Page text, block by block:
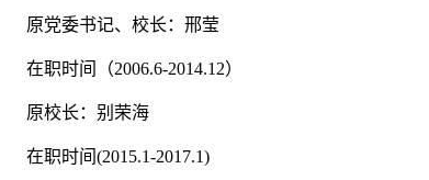
原党委书记、校长：邢莹
在职时间（2006.6-2014.12）
原校长：别荣海
在职时间(2015.1-2017.1)